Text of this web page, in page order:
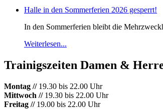
Halle in den Sommerferien 2026 gesperrt!
In den Sommerferien bleibt die
Weiterlesen...
Trainigszeiten Damen &
Montag //19.30 bis 22.00 Uhr
Mittwoch //19.30 bis 22.00 Uhr
Freitag // 19.00 bis 22.00 Uhr